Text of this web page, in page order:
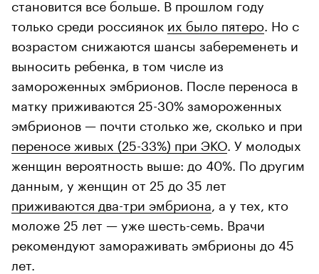
становится все больше. В прошлом году
только среди россиянок их было пятеро . Но с
возрастом снижаются шансы забеременеть и
выносить ребенка, в том числе из
замороженных эмбрионов. После переноса в
матку приживаются 25-30% замороженных
эмбрионов — почти столько же, сколько и при
переносе живых (25-33%) при ЭКО . У молодых
женщин вероятность выше: до 40%. По другим
данным, у женщин от 25 до 35 лет
приживаются два-три эмбриона , а у тех, кто
моложе 25 лет — уже шесть-семь. Врачи
рекомендуют замораживать эмбрионы до 45
лет.